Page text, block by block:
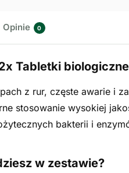
Opinie 0
Tabletki
z rur, częste awarie i
stosowanie wysokiej
bakterii i
w zestawie?